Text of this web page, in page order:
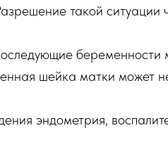
такой ситуации
беременности
шейка матки может
эндометрия,